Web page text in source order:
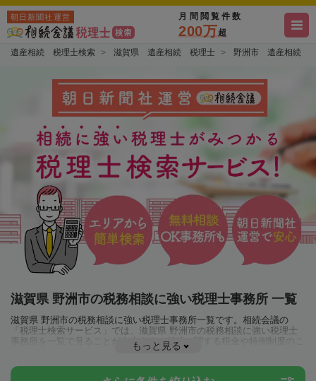
朝日新聞社運営 月間閲覧件数
200万超
遺産相続 税理士検索 滋賀県 遺産相続 税理士 野洲市 遺産相続
滋賀県 野洲市の税務相談に強い税理士事務所 一覧
滋賀県 野洲市の税務相談に強い税理士事務所一覧です。相続会議の
「税理士検索サービス」では、滋賀県 野洲市の税務相談に強い税理士
事務所を一覧で見ることが出来ます。相続に関する税金や特例制度のこ
とは一度近隣の税理士に相談してみましょう。
もっと見る